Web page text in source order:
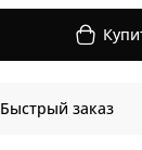
Быстрый заказ